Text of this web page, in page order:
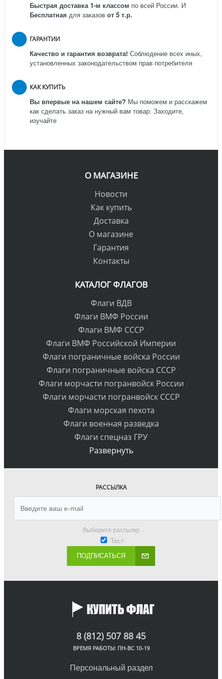
Быстрая доставка 1-м классом по всей России. И
Бесплатная для заказов от 5 т.р.
ГАРАНТИИ
Качество и гарантия возврата! Соблюдение всех иных,
установленных законодательством прав потребителя
КАК КУПИТЬ
Вы впервые на нашем сайте? Мы поможем и расскажем
как сделать заказ на нужный вам товар. Заходите,
изучайте
О МАГАЗИНЕ
Новости
Как купить
Доставка
О магазине
Гарантия
Контакты
КАТАЛОГ ФЛАГОВ
Флаги ВДВ
Флаги ВМФ России
Флаги ВМФ СССР
Флаги ВМФ Российской Империи
Флаги пограничные войска России
Флаги пограничные войска СССР
Флаги морчасти погранвойск России
Флаги морчасти погранвойск СССР
Флаги морская пехота
Флаги военная разведка
Флаги спецназ ГРУ
Развернуть
РАССЫЛКА
Выберите рассылку
Тест
ПОДПИСАТЬСЯ
8 (812) 507 88 45
ВРЕМЯ РАБОТЫ: ПН-ВС 10-19
Персональный раздел